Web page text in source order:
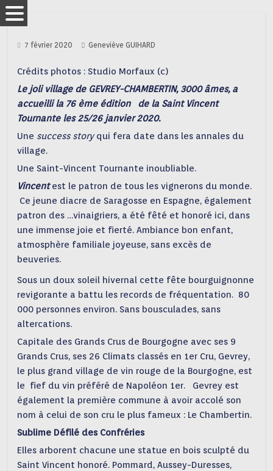
7 février 2020 Geneviève GUIHARD
Crédits photos : Studio Morfaux (c)
Le joli village de GEVREY-CHAMBERTIN, 3000 âmes, a
accueilli la 76 ème édition de la Saint Vincent
Tournante les 25/26 janvier 2020.
Une success storyqui fera date dans les annales du
village.
Une Saint-Vincent Tournante inoubliable.
Vincentest le patron de tous les vignerons du monde.
Ce jeune diacre de Saragosse en Espagne, également
patron des …vinaigriers, a été fêté et honoré ici, dans
une immense joie et fierté. Ambiance bon enfant,
atmosphère familiale joyeuse, sans excès de
beuveries.
Sous un doux soleil hivernal cette fête bourguignonne
revigorante a battu les records de fréquentation. 80
000 personnes environ. Sans bousculades, sans
altercations.
Capitale des Grands Crus de Bourgogne avec ses 9
Grands Crus, ses 26 Climats classés en 1er Cru, Gevrey,
le plus grand village de vin rouge de la Bourgogne, est
le fief du vin préféré de Napoléon 1er. Gevrey est
également la première commune à avoir accolé son
nom à celui de son cru le plus fameux : Le Chambertin.
Sublime Défilé des Confréries
Elles arborent chacune une statue en bois sculpté du
Saint Vincent honoré. Pommard, Aussey-Duresses,